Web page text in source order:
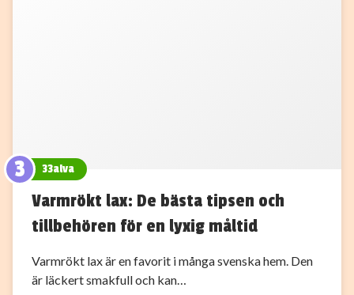
3 33alva
Varmrökt lax: De bästa tipsen och
tillbehören för en lyxig måltid
Varmrökt lax är en favorit i många svenska hem. Den
är läckert smakfull och kan…